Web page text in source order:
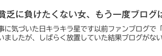
乏に負けたくない女、もう一度ブログ
に気づいた日キラキラ星です以前ファンブログ
ましたが、しばらく放置していた結果ブログが